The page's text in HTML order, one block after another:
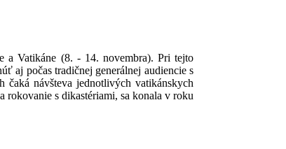
a Vatikáne (8. - 14. novembra). Pri tejto
aj počas tradičnej generálnej audiencie s
návšteva jednotlivých vatikánskych
rokovanie s dikastériami, sa konala v roku